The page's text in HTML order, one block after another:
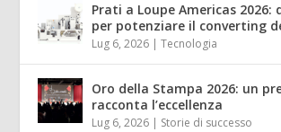
Prati a Loupe Americas 2026:
per potenziare il converting
Lug 6, 2026 |Tecnologia
Oro della Stampa 2026: un
racconta l’eccellenza
Lug 6, 2026 | Storie di successo